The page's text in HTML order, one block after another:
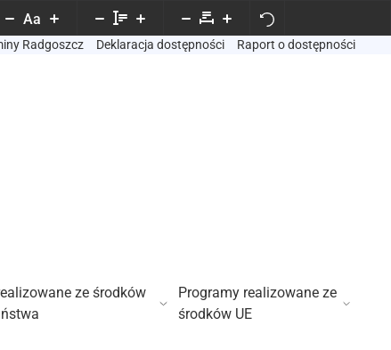
Aa
Radgoszcz Deklaracja dostępności Raport o dostępności
ze środków
Programy realizowane ze
środków UE